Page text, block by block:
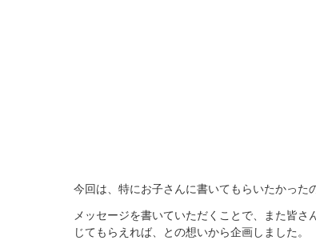
今回は、特にお子さんに書いてもらいたかった
メッセージを書いていただくことで、また皆
じてもらえれば、との想いから企画しました。